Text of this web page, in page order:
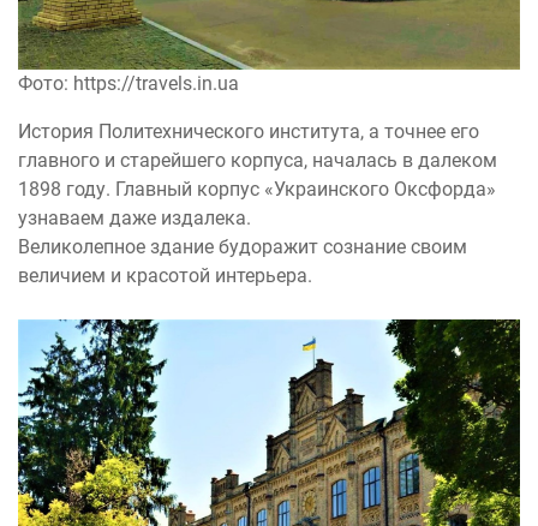
Фото: https://travels.in.ua
История Политехнического института, а точнее его
главного и старейшего корпуса, началась в далеком
1898 году. Главный корпус «Украинского Оксфорда»
узнаваем даже издалека.
Великолепное здание будоражит сознание своим
величием и красотой интерьера.